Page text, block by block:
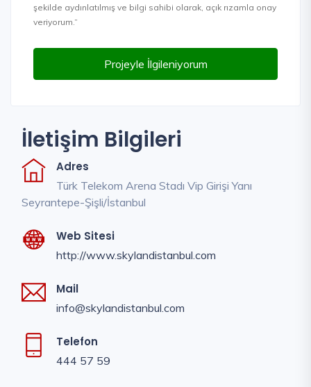
şekilde aydınlatılmış ve bilgi sahibi olarak, açık rızamla onay
veriyorum.”
Projeyle İlgileniyorum
İletişim Bilgileri
Adres
Türk Telekom Arena Stadı Vip Girişi Yanı
Seyrantepe-Şişli/İstanbul
Web Sitesi
http://www.skylandistanbul.com
Mail
info@skylandistanbul.com
Telefon
444 57 59